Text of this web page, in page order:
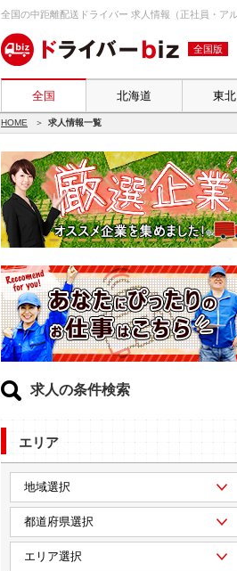
全国の中距離配送ドライバー 求人情報（正社員・ア
全国版
全国 北海道 東北
HOME 求人情報一覧
求人の条件検索
エリア